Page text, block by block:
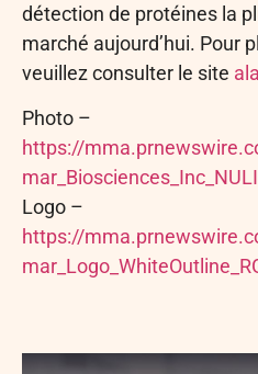
détection de protéines la
marché aujourd’hui. Pour
veuillez consulter le site
Photo –
https://
Logo –
https://